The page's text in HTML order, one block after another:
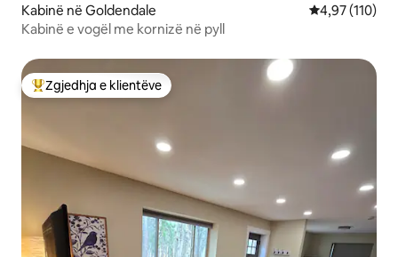
Kabinë në Goldendale Vlerësimi
4,97 (110)
Kabinë e vogël me kornizë në pyll
Më të mirat e zgjedhjeve të klientëve
Zgjedhja e klientëve